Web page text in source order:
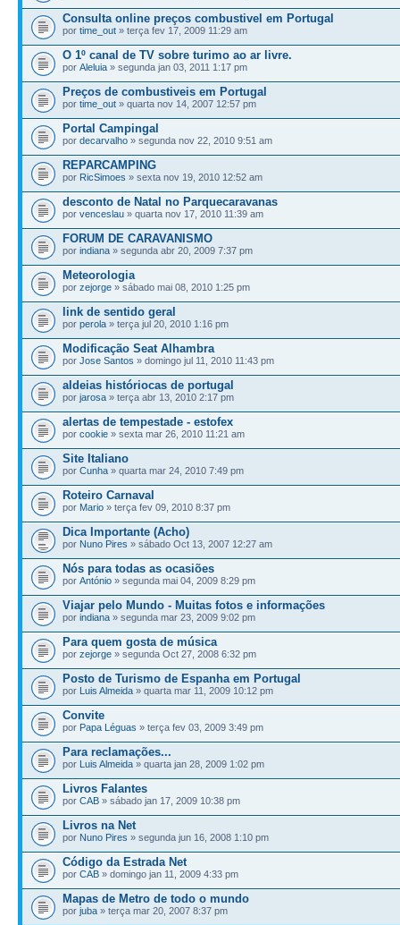
Consulta online preços combustivel em Portugal
por time_out » terça fev 17, 2009 11:29 am
O 1º canal de TV sobre turimo ao ar livre.
por Aleluia » segunda jan 03, 2011 1:17 pm
Preços de combustiveis em Portugal
por time_out » quarta nov 14, 2007 12:57 pm
Portal Campingal
por decarvalho » segunda nov 22, 2010 9:51 am
REPARCAMPING
por RicSimoes » sexta nov 19, 2010 12:52 am
desconto de Natal no Parquecaravanas
por venceslau » quarta nov 17, 2010 11:39 am
FORUM DE CARAVANISMO
por indiana » segunda abr 20, 2009 7:37 pm
Meteorologia
por zejorge » sábado mai 08, 2010 1:25 pm
link de sentido geral
por perola » terça jul 20, 2010 1:16 pm
Modificação Seat Alhambra
por Jose Santos » domingo jul 11, 2010 11:43 pm
aldeias históriocas de portugal
por jarosa » terça abr 13, 2010 2:17 pm
alertas de tempestade - estofex
por cookie » sexta mar 26, 2010 11:21 am
Site Italiano
por Cunha » quarta mar 24, 2010 7:49 pm
Roteiro Carnaval
por Mario » terça fev 09, 2010 8:37 pm
Dica Importante (Acho)
por Nuno Pires » sábado Oct 13, 2007 12:27 am
Nós para todas as ocasiões
por António » segunda mai 04, 2009 8:29 pm
Viajar pelo Mundo - Muitas fotos e informações
por indiana » segunda mar 23, 2009 9:02 pm
Para quem gosta de música
por zejorge » segunda Oct 27, 2008 6:32 pm
Posto de Turismo de Espanha em Portugal
por Luis Almeida » quarta mar 11, 2009 10:12 pm
Convite
por Papa Léguas » terça fev 03, 2009 3:49 pm
Para reclamações...
por Luis Almeida » quarta jan 28, 2009 1:02 pm
Livros Falantes
por CAB » sábado jan 17, 2009 10:38 pm
Livros na Net
por Nuno Pires » segunda jun 16, 2008 1:10 pm
Código da Estrada Net
por CAB » domingo jan 11, 2009 4:33 pm
Mapas de Metro de todo o mundo
por juba » terça mar 20, 2007 8:37 pm